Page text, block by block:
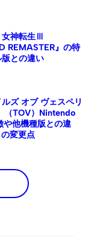
女神転生Ⅲ
REMASTER』の特
との違い
ルズ オブ ヴェスペリ
（TOV）Nintendo
他機種版との違
変更点